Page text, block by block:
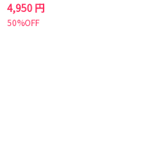
4,950 円
50%OFF